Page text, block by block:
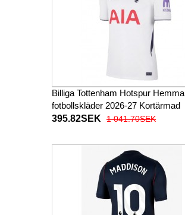
Billiga Tottenham Hotspur Hemma
fotbollskläder 2026-27 Kortärmad
395.82SEK
1 041.70SEK